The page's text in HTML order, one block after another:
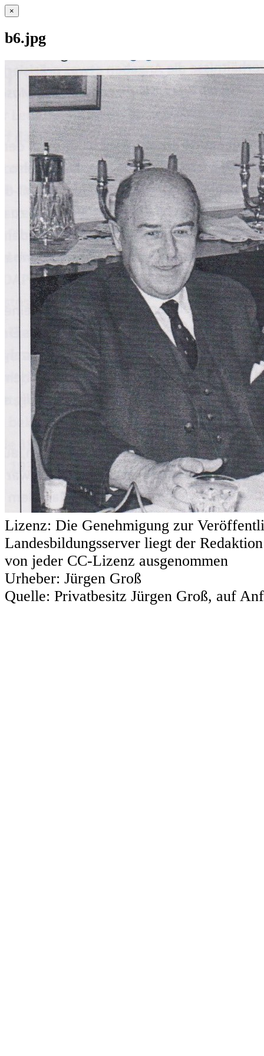
×
b6.jpg
Lizenz: Die Genehmigung zur
Landesbildungsserver liegt der
von jeder CC-Lizenz ausgenommen
Urheber: Jürgen Groß
Quelle: Privatbesitz Jürgen Groß, auf